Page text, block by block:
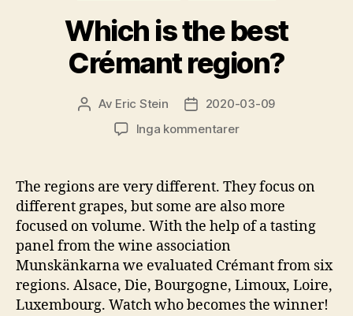
Which is the best
Crémant region?
Inläggsförfattare
Av Eric Stein Inläggsdatum
2020-03-09
Inga kommentarertill
the
best
Crémant
region?
The regions are very different. They focus on
different grapes, but some are also more
focused on volume. With the help of a tasting
panel from the wine association
Munskänkarna we evaluated Crémant from six
regions. Alsace, Die, Bourgogne, Limoux, Loire,
Luxembourg. Watch who becomes the winner!